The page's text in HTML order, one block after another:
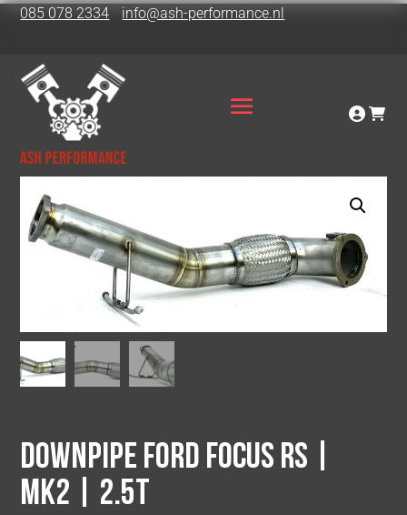
085 078 2334 info@ash-performance.nl
Downpipe Ford Focus RS |
MK2 | 2.5T